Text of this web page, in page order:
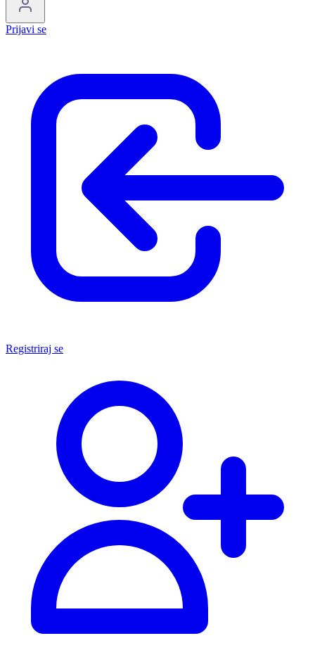
Prijavi se
Registriraj se